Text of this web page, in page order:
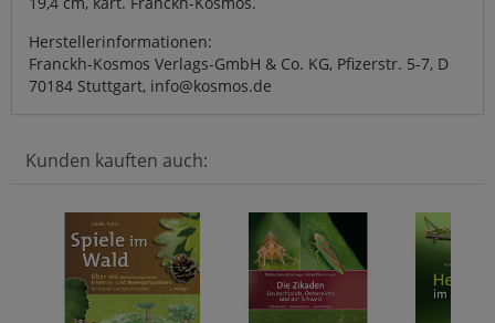
Herstellerinformationen:
Franckh-Kosmos Verlags-GmbH & Co. KG, Pfizerstr. 5-7, D
70184 Stuttgart, info@kosmos.de
Kunden kauften auch: